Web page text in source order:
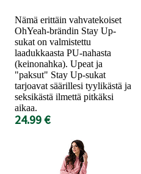
Nämä erittäin vahvatekoiset
OhYeah-brändin Stay Up-
sukat on valmistettu
laadukkaasta PU-nahasta
(keinonahka). Upeat ja
"paksut" Stay Up-sukat
tarjoavat säärillesi tyylikästä ja
seksikästä ilmettä pitkäksi
aikaa.
24.99 €